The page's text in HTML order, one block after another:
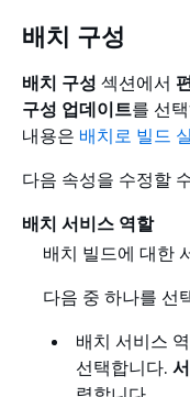
배치 구성
배치 구성 섹션에서
구성 업데이트를 선
내용은 배치로 빌드
다음 속성을 수정할
배치 서비스 역할
배치 빌드에 대한
다음 중 하나를 선
배치 서비스
선택합니다.